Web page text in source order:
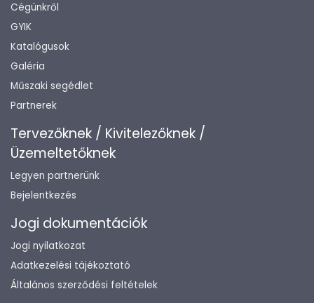
Cégünkről
GYIK
Katalógusok
Galéria
Műszaki segédlet
Partnerek
Tervezőknek / Kivitelezőknek /
Üzemeltetőknek
Legyen partnerünk
Bejelentkezés
Jogi dokumentációk
Jogi nyilatkozat
Adatkezelési tájékoztató
Általános szerződési feltételek